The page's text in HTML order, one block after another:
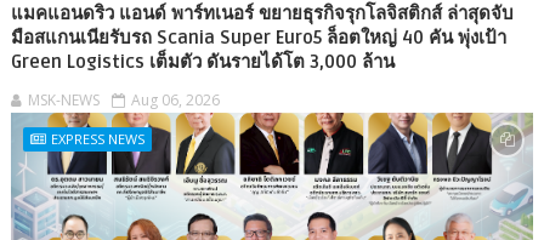
แมคแอนดริว แอนด์ พาร์ทเนอร์ ขยายธุรกิจรุกโลจิสติกส์ ล่าสุดจับ
มือสแกนเนียรับรถ Scania Super Euro5 ล็อตใหญ่ 40 คัน พุ่งเป้า
Green Logistics เต็มตัว ดันรายได้โต 3,000 ล้าน
MSK-NEWS Aug 06, 2026
EXPRESS NEWS